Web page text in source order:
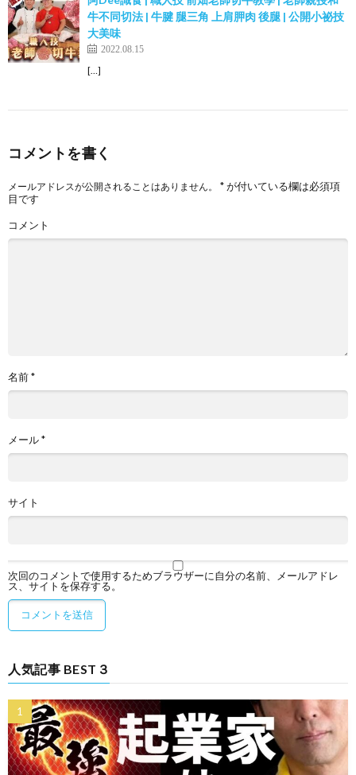
牛不同切法 | 牛腱 腿三角 上肩胛肉 後腿 | 公開小祕技
大美味
2022.08.15
[…]
コメントを書く
メールアドレスが公開されることはありません。 *が付いている欄は必須項
目です
コメント
名前*
メール*
サイト
次回のコメントで使用するためブラウザーに自分の名前、メールアドレ
ス、サイトを保存する。
人気記事 BEST３